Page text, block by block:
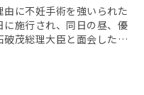
に不妊手術を強いられた
施行され、同日の昼、優
茂総理大臣と面会した。
護法被害全国弁護 […]